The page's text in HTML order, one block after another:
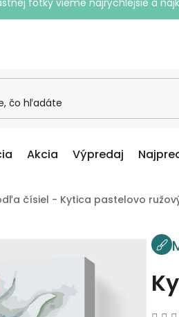
fotky vieme najrýchlejšie a
Akcia Výpredaj
čísiel - Kytica pastelovo